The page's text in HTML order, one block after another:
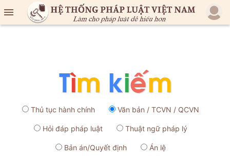

Thủ tục hành chính Văn bản / TCVN / QCVN
Hỏi đáp pháp luật Thuật ngữ pháp lý
Bản án/Quyết định Án lệ